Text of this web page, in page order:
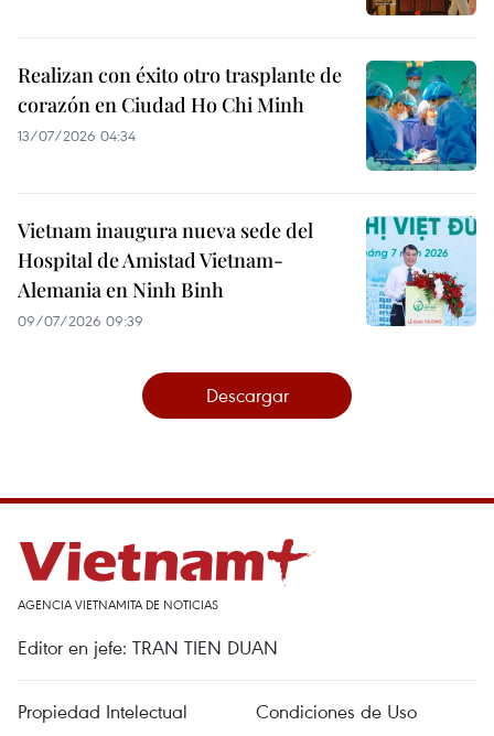
Realizan con éxito otro trasplante de
corazón en Ciudad Ho Chi Minh
13/07/2026 04:34
Vietnam inaugura nueva sede del
Hospital de Amistad Vietnam-
Alemania en Ninh Binh
09/07/2026 09:39
Descargar
AGENCIA VIETNAMITA DE NOTICIAS
Editor en jefe: TRAN TIEN DUAN
Propiedad Intelectual
Condiciones de Uso